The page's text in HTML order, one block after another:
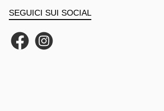
SEGUICI SUI SOCIAL